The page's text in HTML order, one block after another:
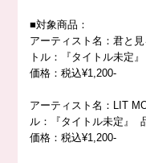
■対象商品：
アーティスト名：君と
トル：『タイトル未定
価格：税込¥1,200-
アーティスト名：LIT
ル：『タイトル未定』
価格：税込¥1,200-